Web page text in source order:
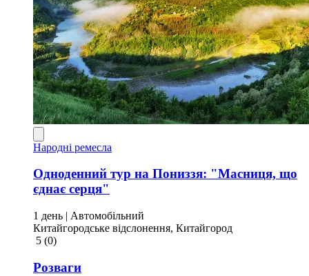
Народні ремесла
Одноденний тур на Пониззя: "Масниця, що
єднає серця"
1 день | Автомобільний
Китайгородське відслонення, Китайгород
5 (0)
Розваги